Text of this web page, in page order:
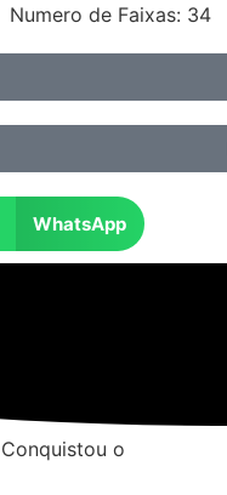
Numero de Faixas: 34
WhatsApp
o